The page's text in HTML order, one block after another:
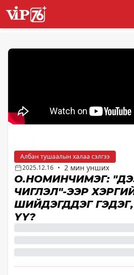
Албан тушаалын халаа сэлгээ
2025.12.16 • 2 мин унших
О.НОМИНЧИМЭГ:
ЧИГЛЭЛ"-ЭЭР
ШИЙДЭГДДЭГ
ҮҮ?